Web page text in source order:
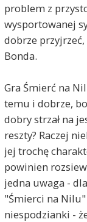
problem z
wysportowanej
dobrze
Bonda.
Gra Śmierć na
temu i dobrze,
dobry strzał na
reszty? Raczej
jej trochę
powinien
jedna uwaga -
"Śmierci na
niespodzianki -